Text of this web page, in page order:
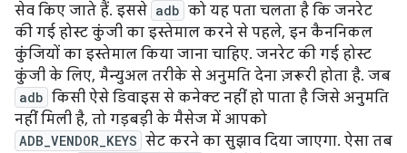
सेव किए जाते हैं. इससे adb को यह पता चलता है कि जनरेट
की गई होस्ट कुंजी का इस्तेमाल करने से पहले, इन कैननिकल
कुंजियों का इस्तेमाल किया जाना चाहिए. जनरेट की गई होस्ट
कुंजी के लिए, मैन्युअल तरीके से अनुमति देना ज़रूरी होता है. जब
adb किसी ऐसे डिवाइस से कनेक्ट नहीं हो पाता है जिसे अनुमति
नहीं मिली है, तो गड़बड़ी के मैसेज में आपको
ADB_VENDOR_KEYS सेट करने का सुझाव दिया जाएगा. ऐसा तब